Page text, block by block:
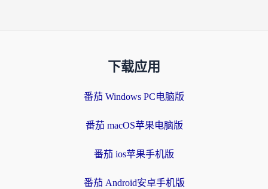
下载应用
番茄 Windows PC电脑版
番茄 macOS苹果电脑版
番茄 ios苹果手机版
番茄 Android安卓手机版